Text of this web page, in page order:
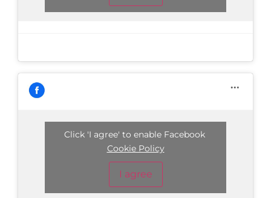
Click 'I agree' to enable Facebook
Cookie Policy
I agree